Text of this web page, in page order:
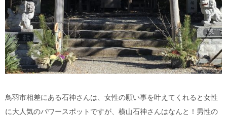
鳥羽市相差にある石神さんは、女性の願い事を叶えてくれると女性
に大人気のパワースポットですが、横山石神さんはなんと！男性の